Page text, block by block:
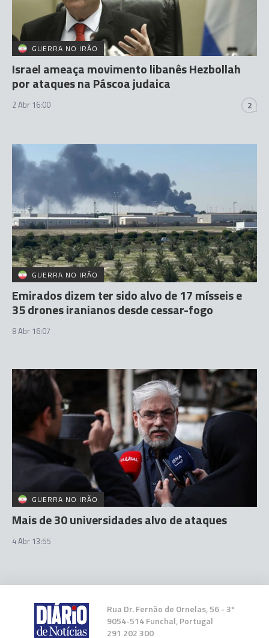
GUERRA NO IRÃO
Israel ameaça movimento libanês Hezbollah
por ataques na Páscoa judaica
2 Abr 16:00 2
GUERRA NO IRÃO
Emirados dizem ter sido alvo de 17 mísseis e
35 drones iranianos desde cessar-fogo
8 Abr 16:07
GUERRA NO IRÃO
Mais de 30 universidades alvo de ataques
4 Abr 13:55
Rua Dr. Fernão de Ornelas, 56 - 3º
9054-514 Funchal, Portugal
291 202 300